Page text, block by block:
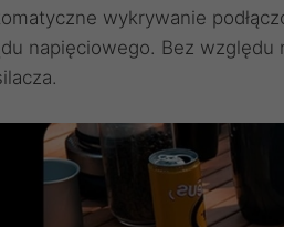
wykrywanie
napięciowego. Bez